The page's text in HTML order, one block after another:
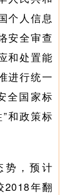
个人信息
安全审查
和处置能
进行统一
全国家标
和政策标
势，预计
2018年翻